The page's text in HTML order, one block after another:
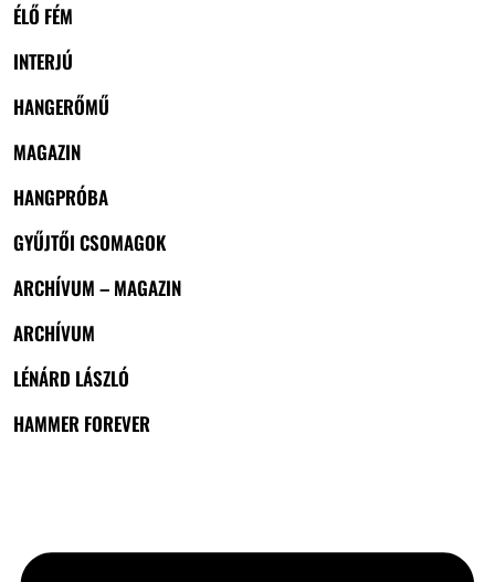
ÉLŐ FÉM
INTERJÚ
HANGERŐMŰ
MAGAZIN
HANGPRÓBA
GYŰJTŐI CSOMAGOK
ARCHÍVUM – MAGAZIN
ARCHÍVUM
LÉNÁRD LÁSZLÓ
HAMMER FOREVER